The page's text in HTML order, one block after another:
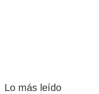
Lo más leído